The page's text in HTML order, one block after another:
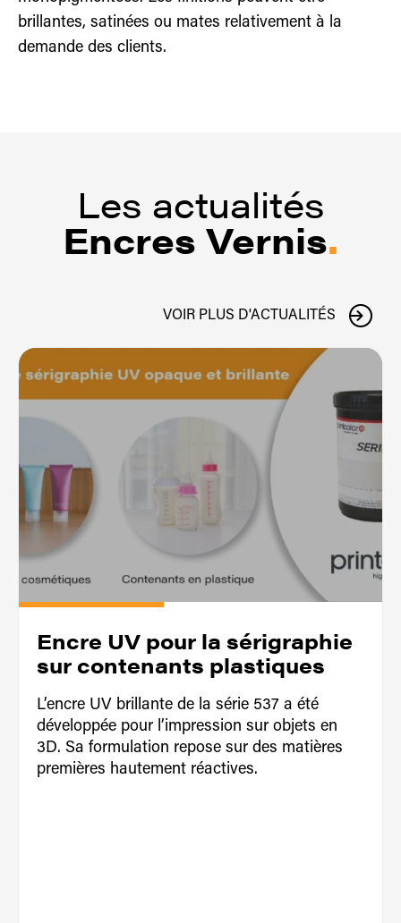
techniques et de
production.
brillantes, satinées ou mates relativement à la
demande des clients.
Les actualités
Encres Vernis.
VOIR PLUS D'ACTUALITÉS
Encre UV pour la sérigraphie
sur contenants plastiques
L’encre UV brillante de la série 537 a été
développée pour l’impression sur objets en
3D. Sa formulation repose sur des matières
premières hautement réactives.